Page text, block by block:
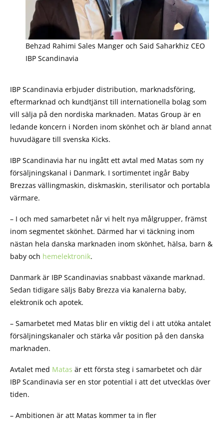
Behzad Rahimi Sales Manger och Said Saharkhiz CEO
IBP Scandinavia
IBP Scandinavia erbjuder distribution, marknadsföring,
eftermarknad och kundtjänst till internationella bolag som
vill sälja på den nordiska marknaden. Matas Group är en
ledande koncern i Norden inom skönhet och är bland annat
huvudägare till svenska Kicks.
IBP Scandinavia har nu ingått ett avtal med Matas som ny
försäljningskanal i Danmark. I sortimentet ingår Baby
Brezzas vällingmaskin, diskmaskin, sterilisator och portabla
värmare.
– I och med samarbetet når vi helt nya målgrupper, främst
inom segmentet skönhet. Därmed har vi täckning inom
nästan hela danska marknaden inom skönhet, hälsa, barn &
baby och hemelektronik.
Danmark är IBP Scandinavias snabbast växande marknad.
Sedan tidigare säljs Baby Brezza via kanalerna baby,
elektronik och apotek.
– Samarbetet med Matas blir en viktig del i att utöka antalet
försäljningskanaler och stärka vår position på den danska
marknaden.
Avtalet med Matas är ett första steg i samarbetet och där
IBP Scandinavia ser en stor potential i att det utvecklas över
tiden.
– Ambitionen är att Matas kommer ta in fler